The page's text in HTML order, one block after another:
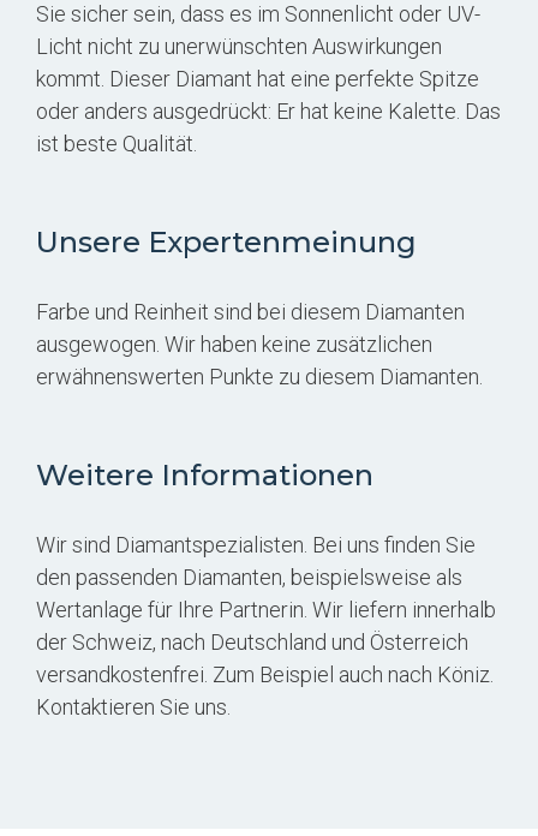
Sie sicher sein, dass es im Sonnenlicht oder UV-
Licht nicht zu unerwünschten Auswirkungen
kommt. Dieser Diamant hat eine perfekte Spitze
oder anders ausgedrückt: Er hat keine Kalette. Das
ist beste Qualität.
Unsere Expertenmeinung
Farbe und Reinheit sind bei diesem Diamanten
ausgewogen. Wir haben keine zusätzlichen
erwähnenswerten Punkte zu diesem Diamanten.
Weitere Informationen
Wir sind Diamantspezialisten. Bei uns finden Sie
den passenden Diamanten, beispielsweise als
Wertanlage für Ihre Partnerin. Wir liefern innerhalb
der Schweiz, nach Deutschland und Österreich
versandkostenfrei. Zum Beispiel auch nach Köniz.
Kontaktieren Sie uns.